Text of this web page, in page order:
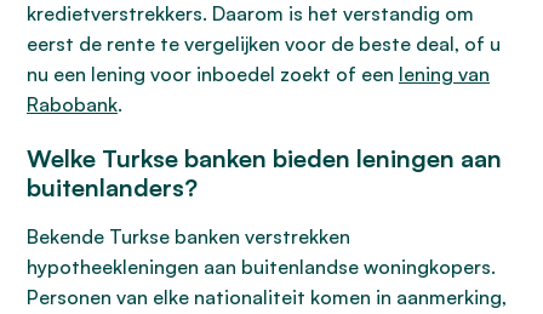
kredietverstrekkers. Daarom is het verstandig om
eerst de rente te vergelijken voor de beste deal, of u
nu een lening voor inboedel zoekt of een lening van
Rabobank.
Welke Turkse banken bieden leningen aan
buitenlanders?
Bekende Turkse banken verstrekken
hypotheekleningen aan buitenlandse woningkopers.
Personen van elke nationaliteit komen in aanmerking,